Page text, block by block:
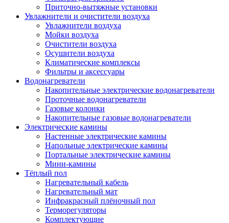
Приточно-вытяжные установки
Увлажнители и очистители воздуха
Увлажнители воздуха
Мойки воздуха
Очистители воздуха
Осушители воздуха
Климатические комплексы
Фильтры и аксессуары
Водонагреватели
Накопительные электрические водонагреватели
Проточные водонагреватели
Газовые колонки
Накопительные газовые водонагреватели
Электрические камины
Настенные электрические камины
Напольные электрические камины
Портальные электрические камины
Мини-камины
Тёплый пол
Нагревательный кабель
Нагревательный мат
Инфракрасный плёночный пол
Терморегуляторы
Комплектующие